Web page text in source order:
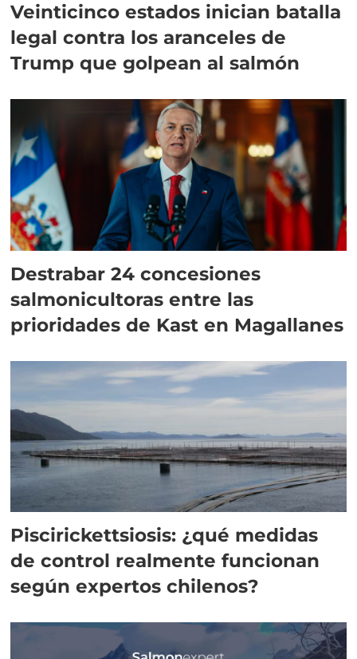
Veinticinco estados inician batalla
legal contra los aranceles de
Trump que golpean al salmón
Destrabar 24 concesiones
salmonicultoras entre las
prioridades de Kast en Magallanes
Piscirickettsiosis: ¿qué medidas
de control realmente funcionan
según expertos chilenos?